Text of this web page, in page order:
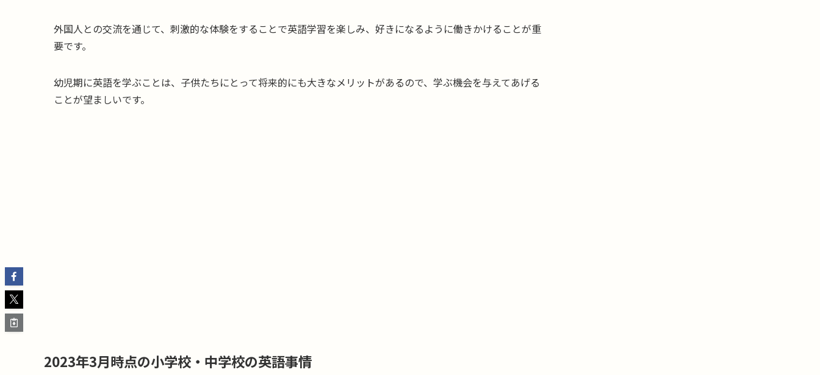
外国人との交流を通じて、刺激的な体験をすることで英語学習を楽しみ、好きになるように働きかけることが重
要です。
幼児期に英語を学ぶことは、子供たちにとって将来的にも大きなメリットがあるので、学ぶ機会を与えてあげる
ことが望ましいです。
2023年3月時点の小学校・中学校の英語事情